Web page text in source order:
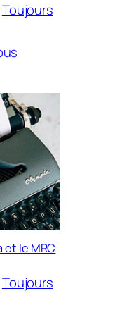
Toujours
et le MRC
Toujours